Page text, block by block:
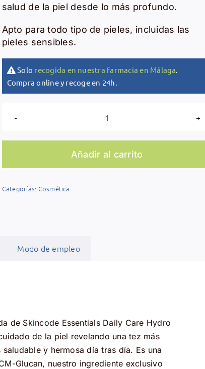
salud de la piel desde lo más profundo.
Apto para todo tipo de pieles, incluidas las
pieles sensibles.
Solo recogida en nuestra farmacia en Málaga.
Compra online y recoge en 24h.
Skincode
Repair
Añadir al carrito
Categorías: Cosmética
Modo de empleo
de Skincode Essentials Daily Care Hydro
de la piel revelando una tez más
y hermosa día tras día. Es una
Glucan, nuestro ingrediente exclusivo